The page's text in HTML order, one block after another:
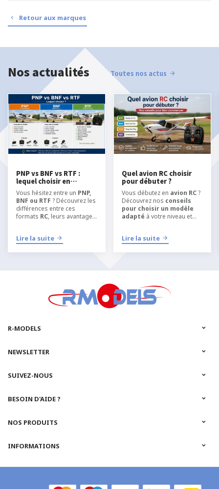
Retour aux marques
Nos actualités Toutes nos actus
PNP vs BNF vs RTF :
lequel choisir en
modélisme RC ?
Vous hésitez entre un PNP,
BNF ou RTF ? Découvrez les
différences entre ces
formats RC, leurs avantages
équipement et votre manière
Lire la suite
Quel avion RC choisir
pour débuter ?
Vous débutez en avion RC?
Découvrez nos conseils
pour choisir un modèle
adapté à votre niveau et
les meilleures conditions.
Lire la suite
NEWSLETTER
SUIVEZ-NOUS
R-MODELS
BESOIN D'AIDE ?
NOS PRODUITS
INFORMATIONS